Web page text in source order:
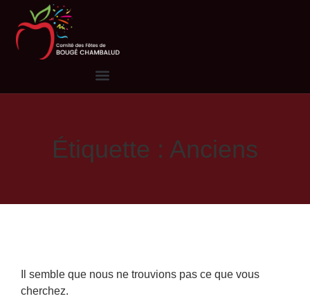
Étiquette : Anciens
Il semble que nous ne trouvions pas ce que vous
cherchez.